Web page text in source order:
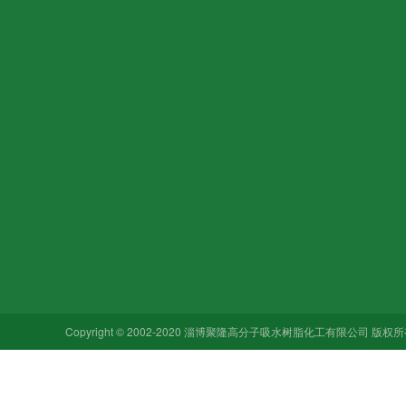
Copyright © 2002-2020 淄博聚隆高分子吸水树脂化工有限公司 版权